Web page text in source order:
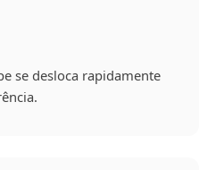
se desloca rapidamente